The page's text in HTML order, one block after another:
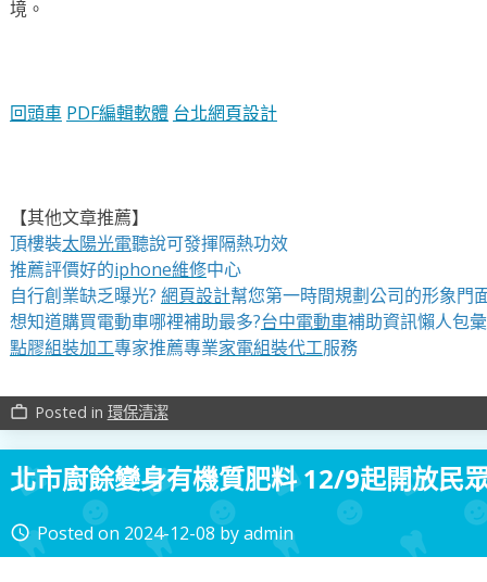
境。
回頭車 PDF編輯軟體 台北網頁設計
【其他文章推薦】
頂樓裝太陽光電聽說可發揮隔熱功效
推薦評價好的iphone維修中心
自行創業缺乏曝光? 網頁設計幫您第一時間規劃公司的形象門
想知道購買電動車哪裡補助最多?台中電動車補助資訊懶人包
點膠組裝加工專家推薦專業家電組裝代工服務
work_outline Posted in 環保清潔
北市廚餘變身有機質肥料 12/9起開放民
access_time Posted on 2024-12-08 byadmin